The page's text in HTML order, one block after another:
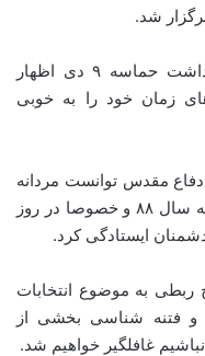
شد.
حسن عباسی در این مراسم با گرامیداشت حماسه ۹ دی اظهار
زمان خود را به خوبی
ملت ما در جریان ۸ سال دفاع مقدس توانست مردانه
از انقلاب و اسلام دفاع کند در جریان فتنه سال ۸۸ و خصوصا در روز
به اینکه وقایع سال ۸۸ هیچ ربطی به موضوع انتخابات
و فتنه شناسی بخشی از
غافلگیر خواهیم شد.